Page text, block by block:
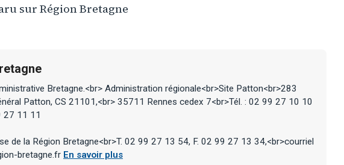
sur Région Bretagne
Bretagne.<br> Administration régionale<br>Site Patton<br>283
Patton, CS 21101,<br> 35711 Rennes cedex 7<br>Tél. : 02 99 27 10 10
27 11 11
de la Région Bretagne<br>T. 02 99 27 13 54, F. 02 99 27 13 34,<br>courriel
bretagne.fr En savoir plus